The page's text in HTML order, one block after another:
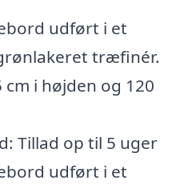
udført i et
træfinér.
i højden og 120
Tillad op til 5 uger
udført i et